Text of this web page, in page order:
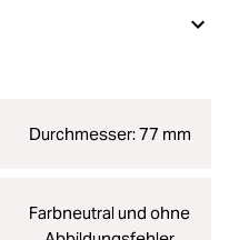
Durchmesser: 77 mm
Farbneutral und ohne